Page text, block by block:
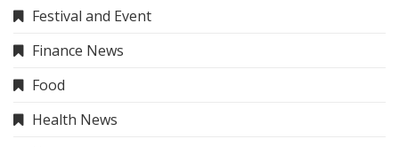
Festival and Event
Finance News
Food
Health News